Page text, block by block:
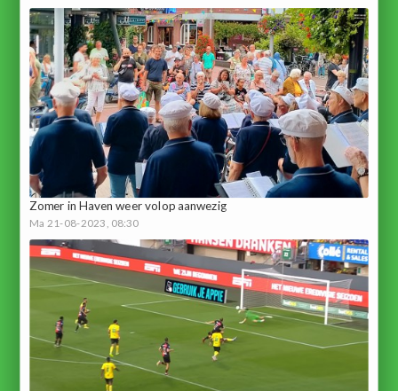
Zomer in Haven weer volop aanwezig
Ma 21-08-2023, 08:30